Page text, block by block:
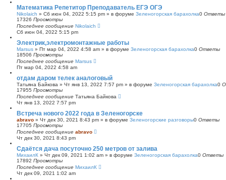
Математика Репетитор Преподаватель ЕГЭ ОГЭ
Nikolaich » Сб июн 04, 2022 5:15 pm » в форуме Зеленогорская барахолка0 Ответы
17326 Просмотры
Последнее сообщение Nikolaich
Сб июн 04, 2022 5:15 pm
Электрик,электромонтажные работы
Marsus » Пт мар 04, 2022 4:58 am » в форуме Зеленогорская барахолка0 Ответы
18506 Просмотры
Последнее сообщение Marsus
Пт мар 04, 2022 4:58 am
отдам даром телек аналоговый
Татьяна Байкова » Чт янв 13, 2022 7:57 pm » в форуме Зеленогорская барахолка0
17955 Просмотры
Последнее сообщение Татьяна Байкова
Чт янв 13, 2022 7:57 pm
Встреча нового 2022 года в Зеленогорске
abravo » Чт дек 30, 2021 8:43 pm » в форуме Зеленогорские разговоры0 Ответы
17705 Просмотры
Последнее сообщение abravo
Чт дек 30, 2021 8:43 pm
Сдаётся дача посуточно 250 метров от залива
МихаилК » Чт дек 09, 2021 1:02 am » в форуме Зеленогорская барахолка0 Ответы
17892 Просмотры
Последнее сообщение МихаилК
Чт дек 09, 2021 1:02 am